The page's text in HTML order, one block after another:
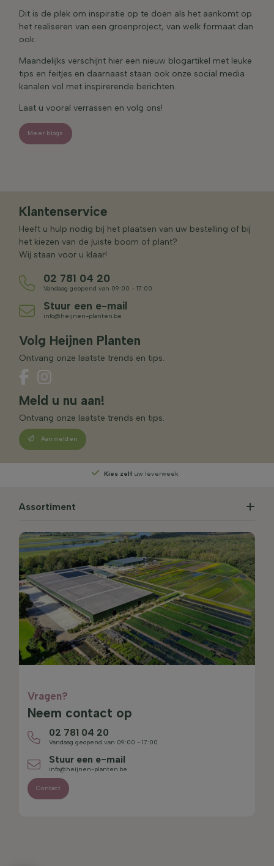
Dit is de plek om inspiratie op te doen als het aankomt op
het realiseren van een groenproject, van welk formaat dan
ook.
Maandelijks verschijnt hier een nieuw blogartikel met leuke
tips en feitjes en daarnaast staan ook onze social media
kanalen vol met inspirerende berichten.
Laat u vooral verrassen en volg ons!
Meer blogs
1 juni 2026
Hittebestendige tuinplanten – de beste
soorten voor een zonnige plek
30 april 2026
Privacy in de tuin: zo pakt u het goed aan
24 maart 2026
Klantenservice
Heeft u hulp nodig bij het plaatsen van uw bestelling of bij
het kiezen van de juiste boom of plant?
Wij staan voor u klaar!
02 781 04 20
Vandaag geopend van 09:00 - 17:00
Stuur een e-mail
info@heijnen-planten.be
Volg Heijnen Planten
Ontvang onze laatste trends en tips.
Meld u nu aan!
Ontvang onze laatste trends en tips.
Aanmelden
Kies zelf uw leverweek
Assortiment
Vragen?
Neem contact op
02 781 04 20
Vandaag geopend van 09:00 - 17:00
Stuur een e-mail
info@heijnen-planten.be
Contact